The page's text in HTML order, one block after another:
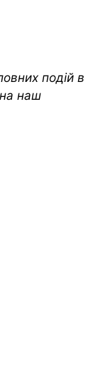
подій в
на наш